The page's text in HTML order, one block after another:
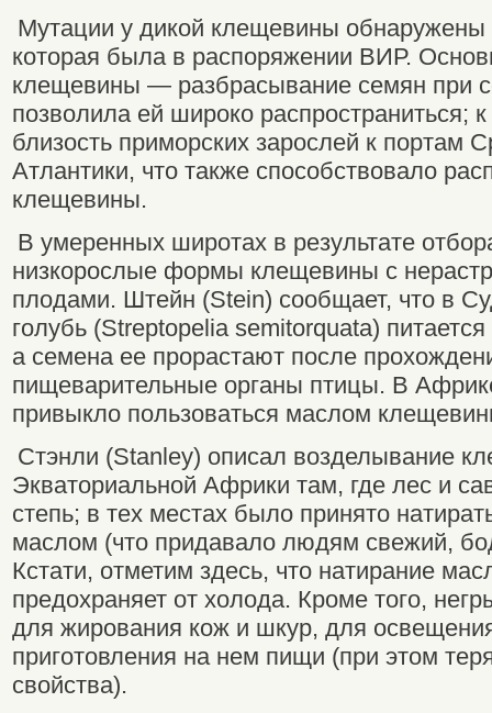
Мутации у дикой клещевины обнаружены
которая была в распоряжении ВИР.
клещевины — разбрасывание семян при
позволила ей широко распространиться;
близость приморских зарослей к портам
Атлантики, что также способствовало
клещевины.
В умеренных широтах в результате
низкорослые формы клещевины с
плодами. Штейн (Stein) сообщает, что в
голубь (Streptopelia semitorquata)
а семена ее прорастают после
пищеварительные органы птицы. В
привыкло пользоваться маслом
Стэнли (Stanley) описал возделывание
Экваториальной Африки там, где лес и
степь; в тех местах было принято
маслом (что придавало людям свежий,
Кстати, отметим здесь, что натирание
предохраняет от холода. Кроме того,
для жирования кож и шкур, для
приготовления на нем пищи (при этом
свойства).